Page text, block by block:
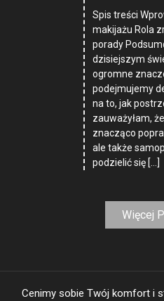
Spis treści
makijażu Rola
porady
dzisiejszym
ogromne
podejmujemy
na to, jak
zauważyłam,
znacząco
ale także
podzielić się […]
Więcej
Cenimy sobie Twój komfort i